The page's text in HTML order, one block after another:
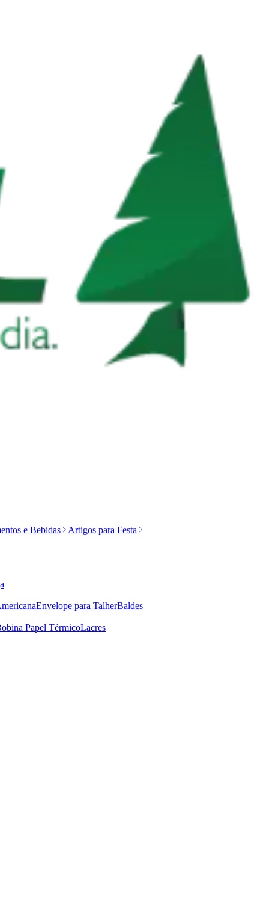
e Bebidas
Artigos para Festa
Envelope para TalherBaldes
Papel TérmicoLacres